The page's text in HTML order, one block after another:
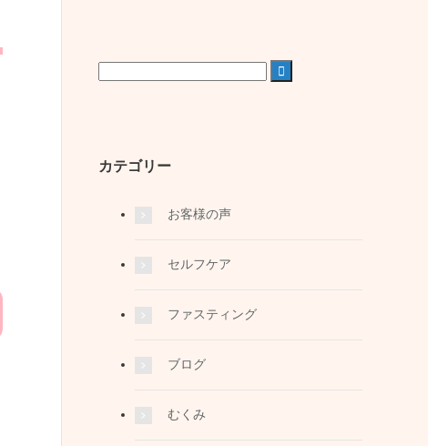

カテゴリー
お客様の声
セルフケア
ファスティング
ブログ
むくみ